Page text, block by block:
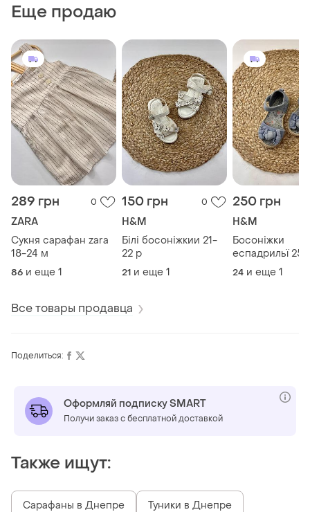
Еще продаю
289 грн 0
ZARA
Сукня сарафан zara
18-24 м
86 и еще 1
150 грн 0
H&M
Білі босоніжкии 21-
22 р
21 и еще 1
250 грн
H&M
Босоніжки
еспадрильї 25
24 и еще 1
Все товары продавца
Поделиться:
Оформляй подписку SMART
Получи заказ с бесплатной доставкой
Также ищут:
Сарафаны в Днепре Туники в Днепре